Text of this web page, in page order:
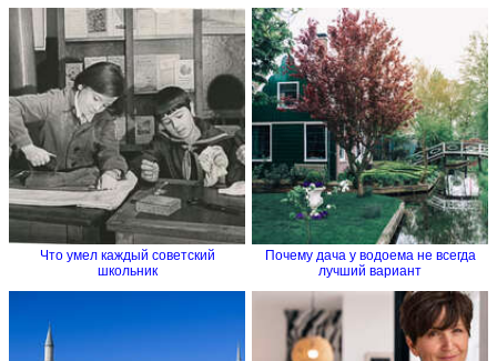
Что умел каждый советский
школьник
Почему дача у водоема не всегда
лучший вариант